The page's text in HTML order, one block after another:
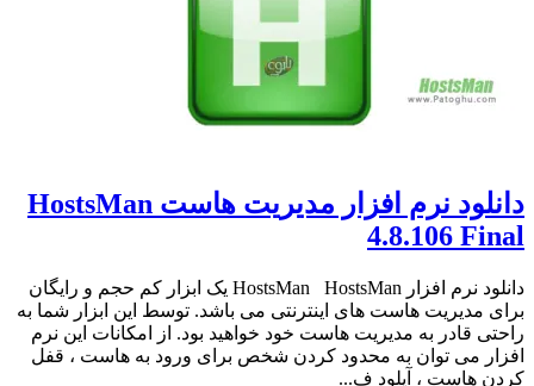
دانلود نرم افزار مدیریت هاست HostsMan
4.8.106 Final
دانلود نرم افزار HostsMan HostsMan یک ابزار کم حجم و رایگان
برای مدیریت هاست های اینترنتی می باشد. توسط این ابزار شما به
راحتی قادر به مدیریت هاست خود خواهید بود. از امکانات این نرم
افزار می توان به محدود کردن شخص برای ورود به هاست ، قفل
کردن هاست ، آپلود ف...